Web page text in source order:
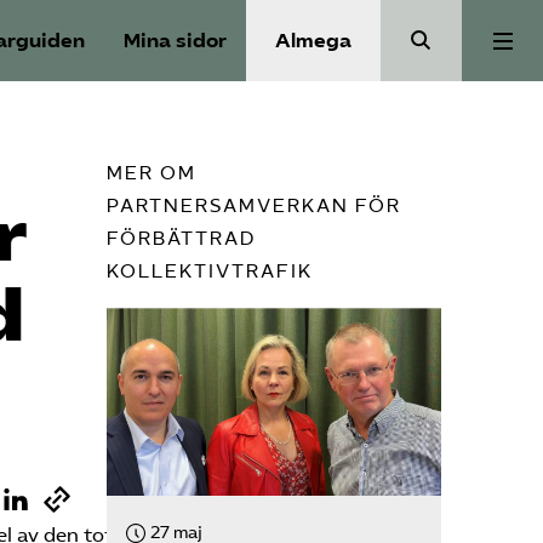
Mina sidor Almega
Reformagenda för järnvägen
Aktiviteter
Om oss
MER OM
PARTNERSAMVERKAN FÖR
FÖRBÄTTRAD
KOLLEKTIVTRAFIK
27 maj
den totala persontrafiken i Sverige.